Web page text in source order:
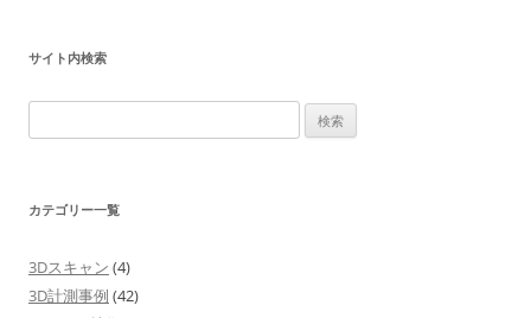
サイト内検索
索:
カテゴリー一覧
3Dスキャン (4)
3D計測事例 (42)